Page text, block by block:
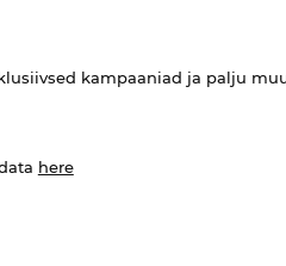
kampaaniad ja palju
here